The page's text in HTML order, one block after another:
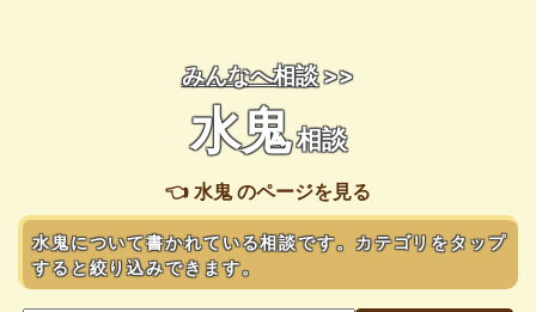
みんなへ相談>>
水鬼相談
👈 水鬼 のページを見る
水鬼について書かれている相談です。カテゴリをタップ
すると絞り込みできます。